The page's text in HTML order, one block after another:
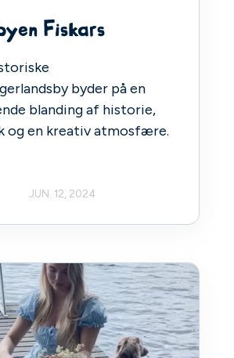
Fiskars
byder på en
blanding af historie,
og en kreativ atmosfære.
JUN. 12, 2024